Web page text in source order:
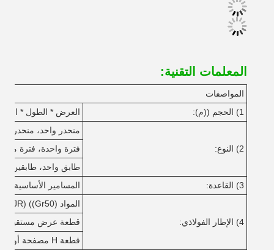
المعلمات التقنية:
المواصفات
1) الحجم ((م):
العرض * الطول *
2) النوع:
منحدر واحد، منحدر
فترة واحدة، فترة
طابق واحد، طابقين،
3) القاعدة:
المسامير الأساسية
4) الإطار الفولاذي:
المواد Q345 ((S355JR) ((Gr50) أو Q235 ((S235JR) الفولاذ.
قطعة عرض مستقيمة
قطعة H مصفحة أو مصقولة من الصلب